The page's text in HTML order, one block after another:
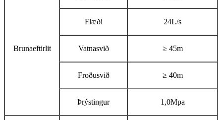
Brunaeftirlit
Flæði 24L/s
Vatnasvið ≥ 45m
Froðusvið ≥ 40m
Þrýstingur 1,0Mpa